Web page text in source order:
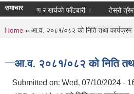
समाचार
विवरण र खर्चको फाँटबारी । तेस्रो
You are here
Home » आ.व. २०८१/०८२ को निति तथा कार्यक्रम
आ.व. २०८१/०८२ को निति
Submitted on: Wed, 07/10/2024 -